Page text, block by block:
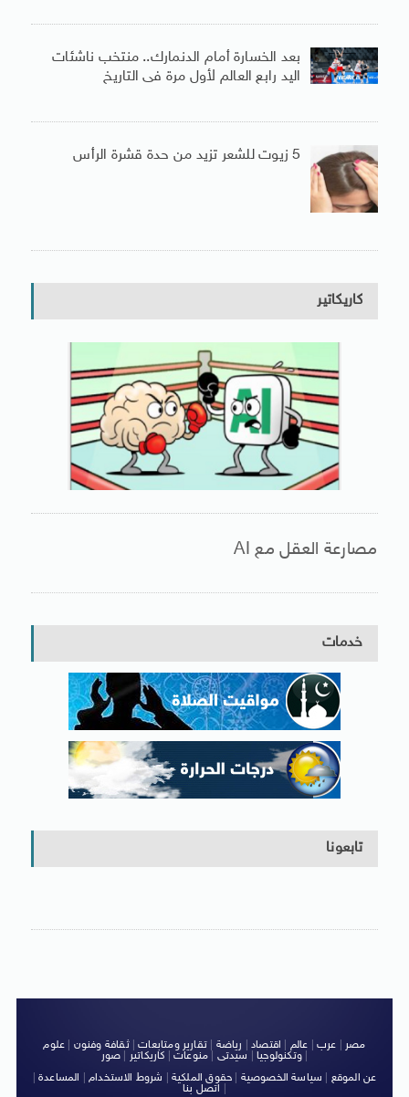
بعد الخسارة أمام الدنمارك.. منتخب ناشئات
اليد رابع العالم لأول مرة فى التاريخ
5 زيوت للشعر تزيد من حدة قشرة الرأس
كاريكاتير
مصارعة العقل مع AI
خدمات
تابعونا
مصر عرب عالم اقتصاد رياضة |تقارير ومتابعات|ثقافة وفنون
علوم
وتكنولوجيا| سيدتى منوعات كاريكاتير صور
|
عن الموقع
سياسة الخصوصية حقوق الملكية شروط الاستخدام| المساعدة|
اتصل بنا